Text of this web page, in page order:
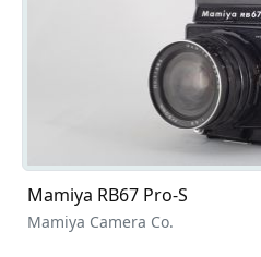
Mamiya RB67 Pro-S
Mamiya Camera Co.